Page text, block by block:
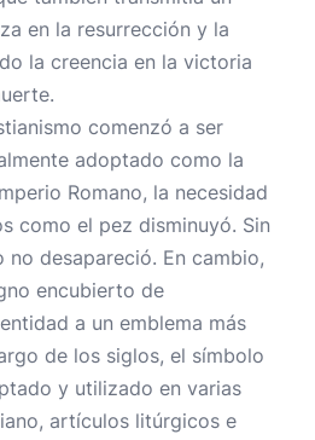
en la resurrección y la
la creencia en la victoria
comenzó a ser
adoptado como la
Romano, la necesidad
como el pez disminuyó. Sin
no desapareció. En cambio,
encubierto de
a un emblema más
de los siglos, el símbolo
y utilizado en varias
artículos litúrgicos e